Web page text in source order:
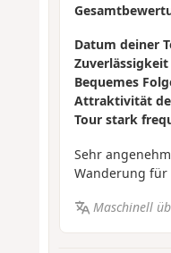
Datum deiner
Bequemes
Attraktivität
Tour stark
Sehr
Wanderung für
Maschinell